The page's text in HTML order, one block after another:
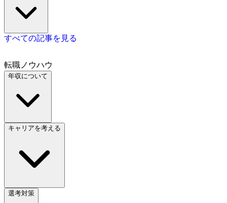
すべての記事を見る
転職ノウハウ
年収について
キャリアを考える
選考対策